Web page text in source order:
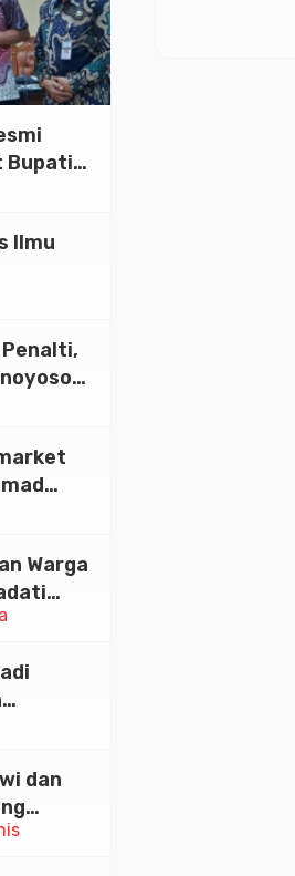
Bupati
Ilmu
Penalti,
Jadi
Warga
Kamir
dan
Zenix